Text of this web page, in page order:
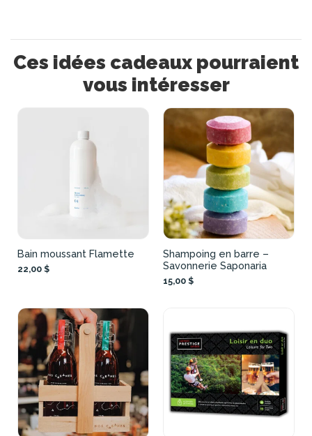
Ces idées cadeaux pourraient
vous intéresser
Bain moussant Flamette
22,00 $
Shampoing en barre –
Savonnerie Saponaria
15,00 $